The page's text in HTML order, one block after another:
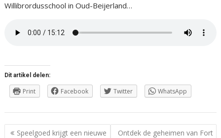
Willibrordusschool in Oud-Beijerland…
Dit artikel delen:
Print Facebook Twitter WhatsApp
Berichtnavigatie
Speelgoed krijgt een nieuwe
Ontdek de geheimen van Fort